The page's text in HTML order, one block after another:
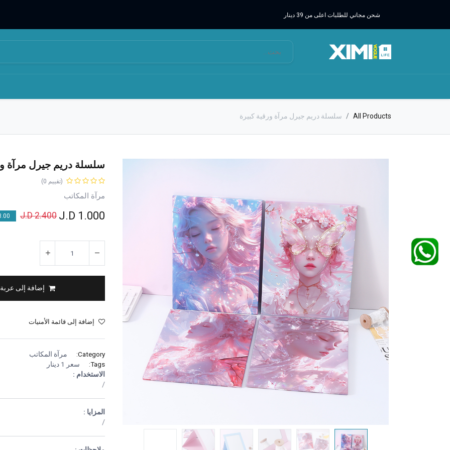
شحن مجاني للطلبات اعلى من 39 دينار
All Products سلسلة دريم جيرل مرآة ورقية كبيرة
سلسلة دريم جيرل مرآة
(تقييم 0)
مرآة المكاتب
1.000
2.400
J.D
% OFF
إضافة إلى
إضافة إلى قائمة الأمنيات
Category:
مرآة المكاتب
Tags:
سعر 1 دينار
الاستخدام :
/
المزايا :
/